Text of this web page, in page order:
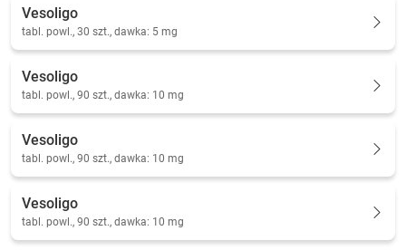
Vesoligo
tabl. powl., 30 szt., dawka: 5 mg
Vesoligo
tabl. powl., 90 szt., dawka: 10 mg
Vesoligo
tabl. powl., 90 szt., dawka: 10 mg
Vesoligo
tabl. powl., 90 szt., dawka: 10 mg